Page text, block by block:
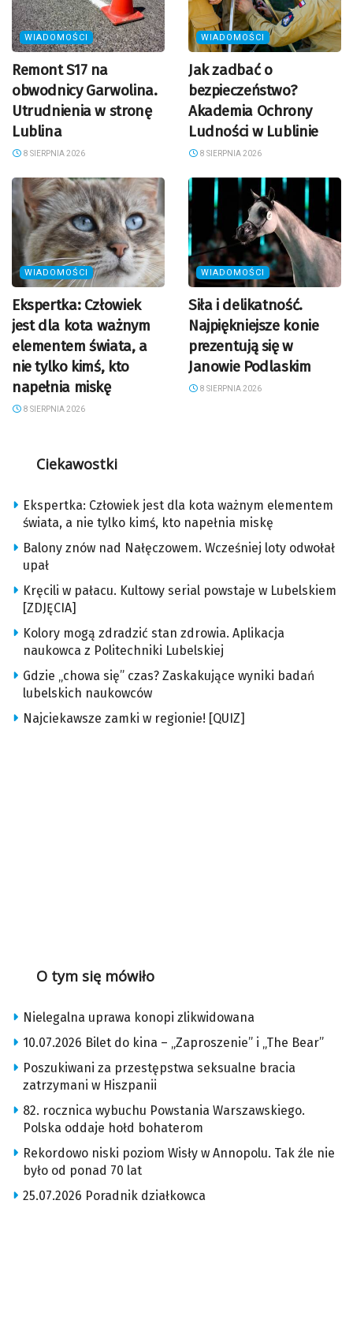
WIADOMOŚCI
Remont S17 na
obwodnicy Garwolina.
Utrudnienia w stronę
Lublina
8 SIERPNIA 2026
WIADOMOŚCI
Jak zadbać o
bezpieczeństwo?
Akademia Ochrony
Ludności w Lublinie
8 SIERPNIA 2026
WIADOMOŚCI
Ekspertka: Człowiek
jest dla kota ważnym
elementem świata, a
nie tylko kimś, kto
napełnia miskę
8 SIERPNIA 2026
WIADOMOŚCI
Siła i delikatność.
Najpiękniejsze konie
prezentują się w
Janowie Podlaskim
8 SIERPNIA 2026
Ciekawostki
Ekspertka: Człowiek jest dla kota ważnym elementem
świata, a nie tylko kimś, kto napełnia miskę
Balony znów nad Nałęczowem. Wcześniej loty odwołał
upał
Kręcili w pałacu. Kultowy serial powstaje w Lubelskiem
[ZDJĘCIA]
Kolory mogą zdradzić stan zdrowia. Aplikacja
naukowca z Politechniki Lubelskiej
Gdzie „chowa się” czas? Zaskakujące wyniki badań
lubelskich naukowców
Najciekawsze zamki w regionie! [QUIZ]
O tym się mówiło
Nielegalna uprawa konopi zlikwidowana
10.07.2026 Bilet do kina – „Zaproszenie” i „The Bear”
Poszukiwani za przestępstwa seksualne bracia
zatrzymani w Hiszpanii
82. rocznica wybuchu Powstania Warszawskiego.
Polska oddaje hołd bohaterom
Rekordowo niski poziom Wisły w Annopolu. Tak źle nie
było od ponad 70 lat
25.07.2026 Poradnik działkowca